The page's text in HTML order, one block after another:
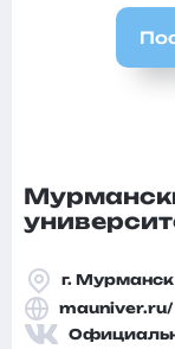
г. Мурманск
mauniver.ru/